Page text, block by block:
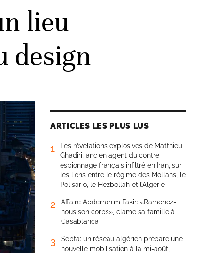
lieu
design
ARTICLES LES PLUS LUS
1
Les révélations explosives de Matthieu
Ghadiri, ancien agent du contre-
espionnage français infiltré en Iran, sur
les liens entre le régime des Mollahs, le
Polisario, le Hezbollah et l’Algérie
2
Affaire Abderrahim Fakir: «Ramenez-
nous son corps», clame sa famille à
Casablanca
3
Sebta: un réseau algérien prépare une
nouvelle mobilisation à la mi-août,